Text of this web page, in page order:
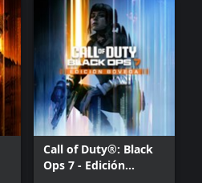
Call of Duty®: Black
Ops 7 - Edición